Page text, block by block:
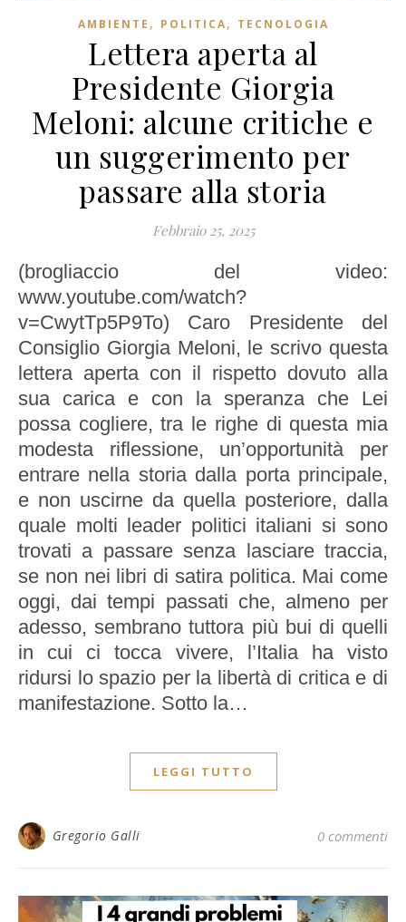
AMBIENTE , POLITICA, TECNOLOGIA
Lettera aperta al
Presidente Giorgia
Meloni: alcune critiche e
un suggerimento per
passare alla storia
Febbraio 25, 2025
(brogliaccio del video:
www.youtube.com/watch?
v=CwytTp5P9To) Caro Presidente del
Consiglio Giorgia Meloni, le scrivo questa
lettera aperta con il rispetto dovuto alla
sua carica e con la speranza che Lei
possa cogliere, tra le righe di questa mia
modesta riflessione, un’opportunità per
entrare nella storia dalla porta principale,
e non uscirne da quella posteriore, dalla
quale molti leader politici italiani si sono
trovati a passare senza lasciare traccia,
se non nei libri di satira politica. Mai come
oggi, dai tempi passati che, almeno per
adesso, sembrano tuttora più bui di quelli
in cui ci tocca vivere, l’Italia ha visto
ridursi lo spazio per la libertà di critica e di
manifestazione. Sotto la…
LEGGI TUTTO
Gregorio Galli 0 commenti